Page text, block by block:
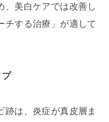
、美白ケアでは改善し
チする治療」が適して
プ
跡は、炎症が真皮層ま